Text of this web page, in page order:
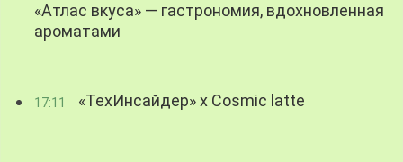
«Атлас вкуса» — гастрономия, вдохновленная
ароматами
17:11 «ТехИнсайдер» х Cosmic latte